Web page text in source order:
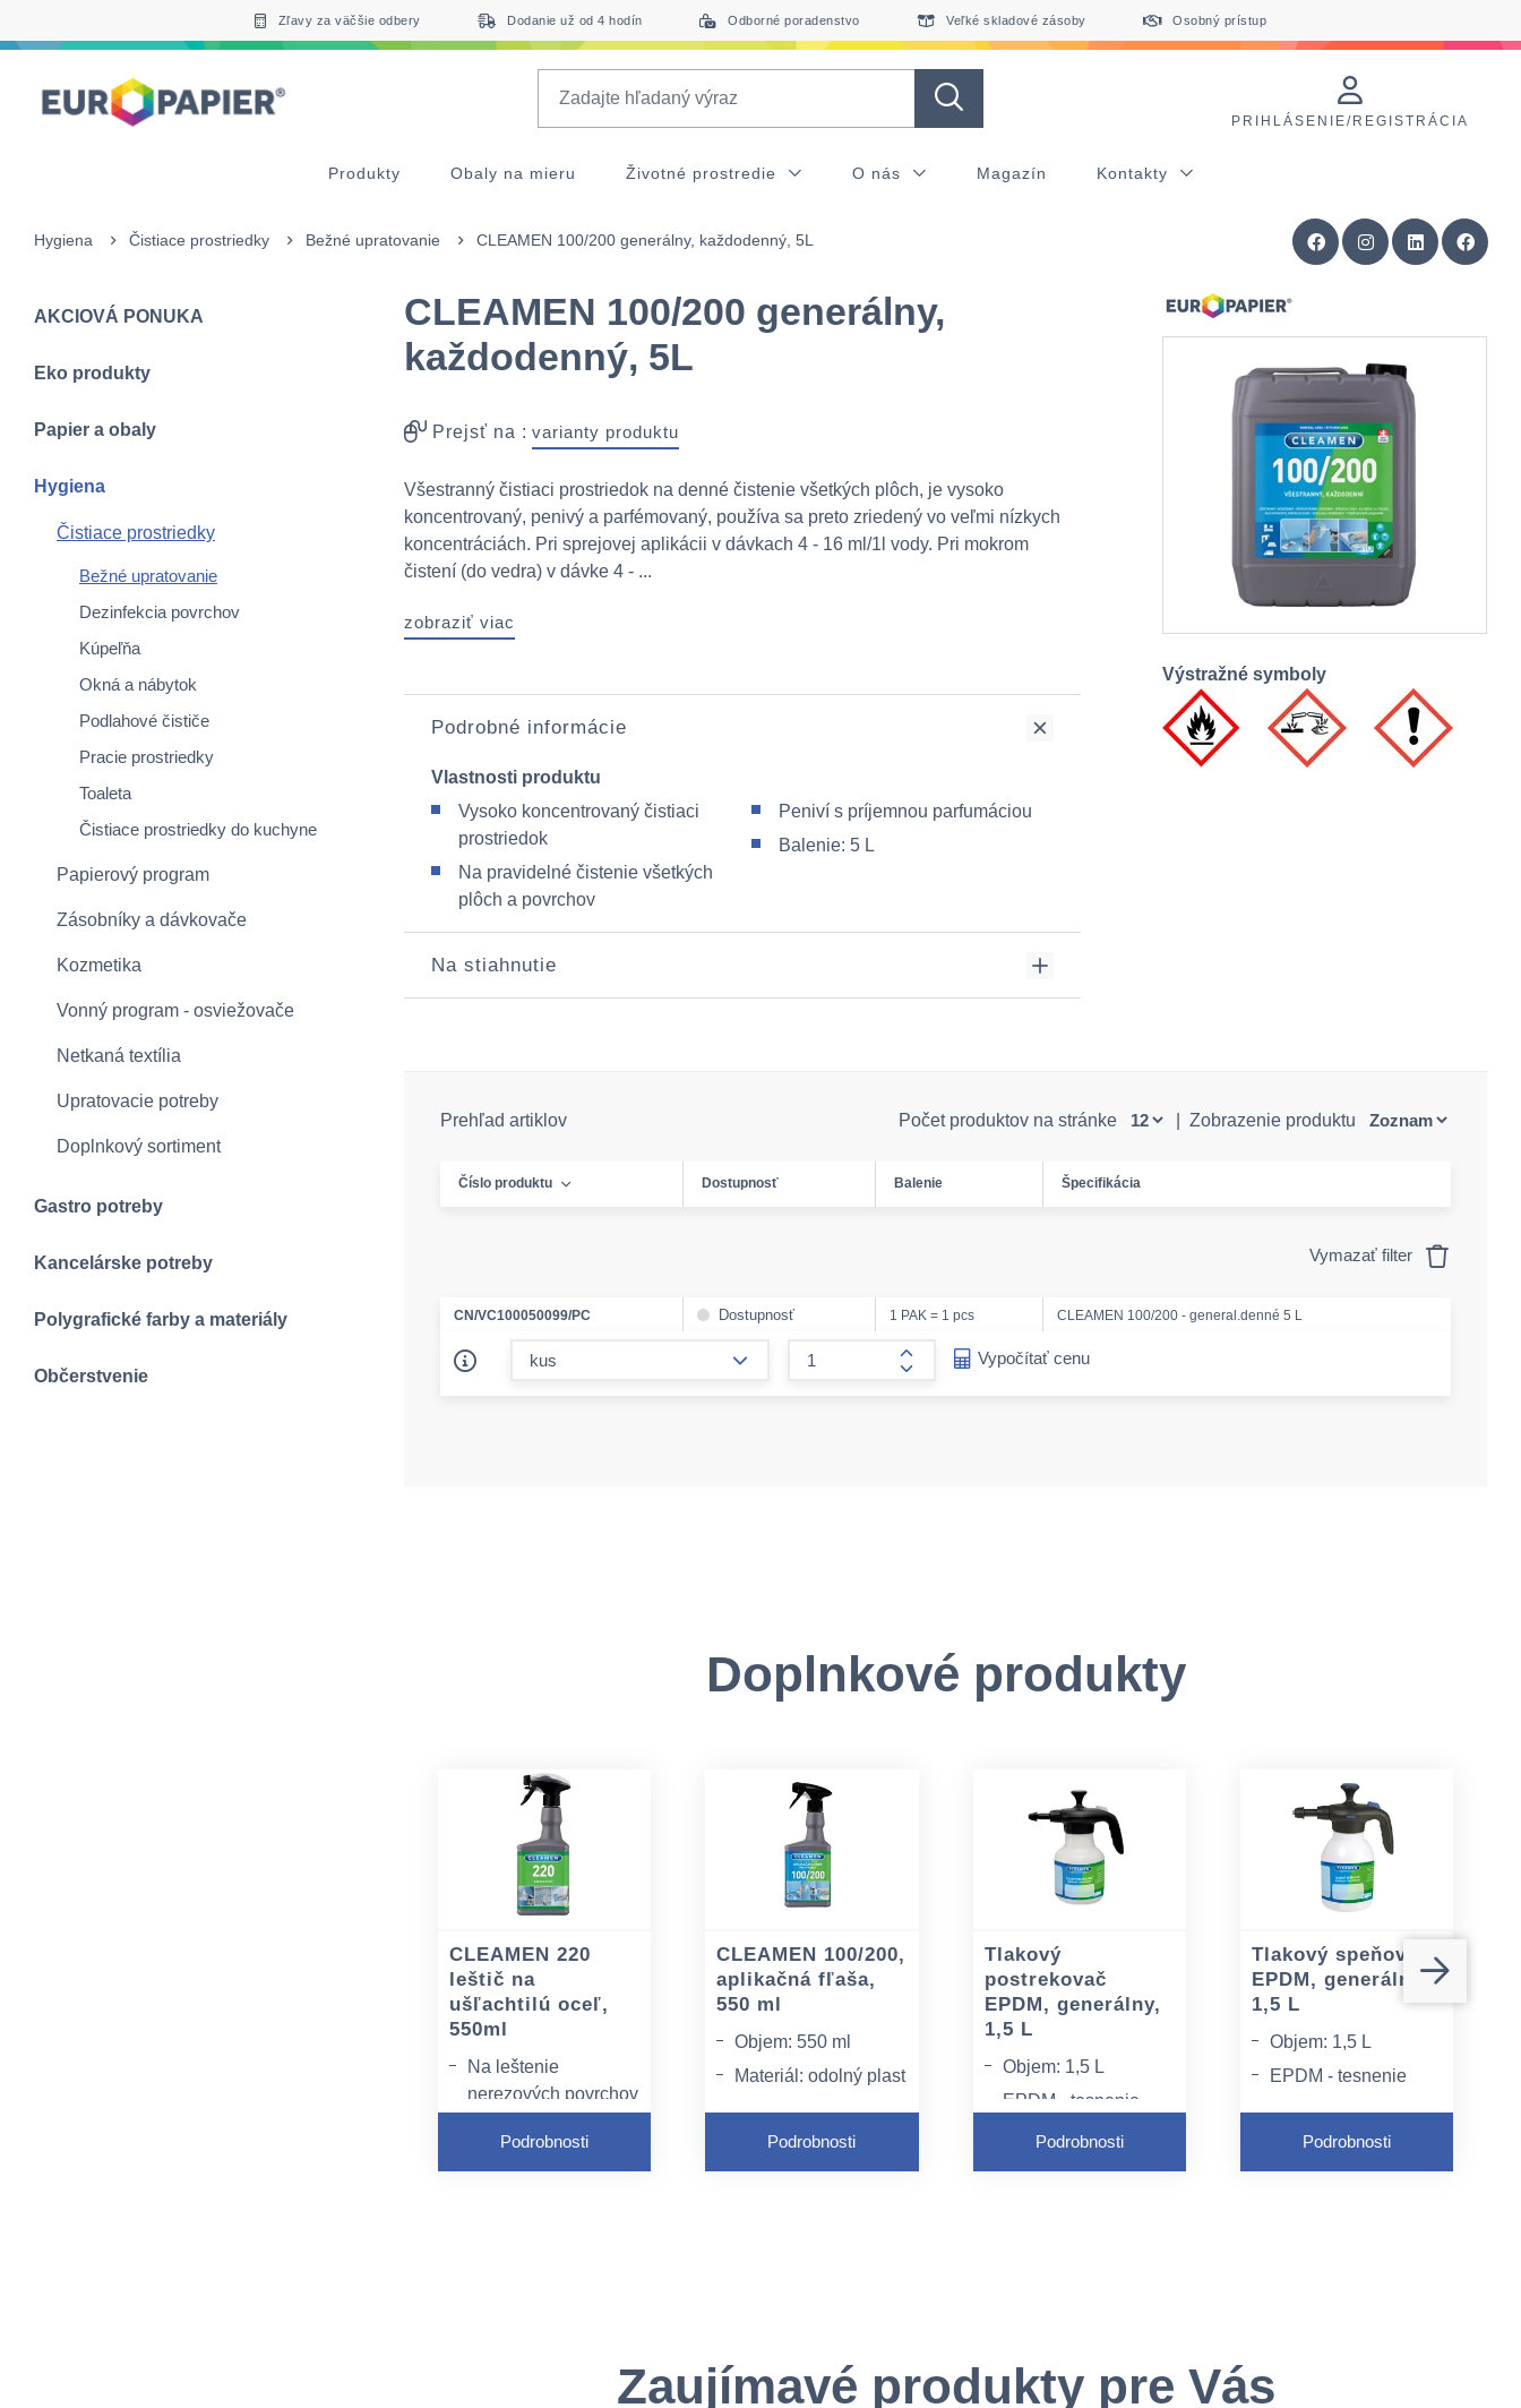
Zľavy za väčšie odbery Dodanie už od 4 hodín Odborné poradenstvo Veľké skladové zásoby Osobný prístup
PRIHLÁSENIE/REGISTRÁCIA
Produkty Obaly na mieru Životné prostredie O nás Magazín Kontakty
Hygiena Čistiace prostriedky Bežné upratovanie CLEAMEN 100/200 generálny, každodenný, 5L
AKCIOVÁ PONUKA
Eko produkty
Papier a obaly
Hygiena
Čistiace prostriedky
Bežné upratovanie
Dezinfekcia povrchov
Kúpeľňa
Okná a nábytok
Podlahové čističe
Pracie prostriedky
Toaleta
Čistiace prostriedky do kuchyne
Papierový program
Zásobníky a dávkovače
Kozmetika
Vonný program - osviežovače
Netkaná textília
Upratovacie potreby
Doplnkový sortiment
Gastro potreby
Kancelárske potreby
Polygrafické farby a materiály
Občerstvenie
CLEAMEN 100/200 generálny,
každodenný, 5L
Prejsť na : varianty produktu
Všestranný čistiaci prostriedok na denné čistenie všetkých plôch, je vysoko
koncentrovaný, penivý a parfémovaný, používa sa preto zriedený vo veľmi nízkych
koncentráciách. Pri sprejovej aplikácii v dávkach 4 - 16 ml/1l vody. Pri mokrom
čistení (do vedra) v dávke 4 - ...
zobraziť viac
Podrobné informácie
Vlastnosti produktu
Vysoko koncentrovaný čistiaci
prostriedok
Na pravidelné čistenie všetkých
plôch a povrchov
Peniví s príjemnou parfumáciou
Balenie: 5 L
Na stiahnutie
Výstražné symboly
Prehľad artiklov Počet produktov na stránke Zobrazenie produktu
Číslo produktu Dostupnosť Balenie Špecifikácia
Vymazať filter
CN/VC100050099/PC Dostupnosť 1 PAK = 1 pcs CLEAMEN 100/200 - general.denné 5 L
form.increase-amount
Vypočítať cenu
Doplnkové produkty
CLEAMEN 220
leštič na
ušľachtilú oceľ,
550ml
Na leštenie
nerezových povrchov
Podrobnosti
CLEAMEN 100/200,
aplikačná fľaša,
550 ml
Objem: 550 ml
Materiál: odolný plast
Podrobnosti
Tlakový
postrekovač
EPDM, generálny,
1,5 L
Objem: 1,5 L
EPDM - tesnenie
Podrobnosti
Tlakový speňovač
EPDM, generálny,
1,5 L
Objem: 1,5 L
EPDM - tesnenie
Podrobnosti
Zaujímavé produkty pre Vás